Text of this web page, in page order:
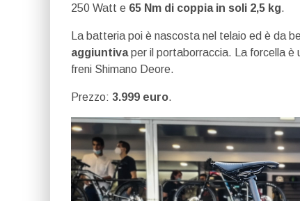
250 Watt e 65 Nm di coppia in soli 2,5 kg.
La batteria poi è nascosta nel telaio ed è da
aggiuntivaper il portaborraccia. La forcella è
freni Shimano Deore.
Prezzo: 3.999 euro.